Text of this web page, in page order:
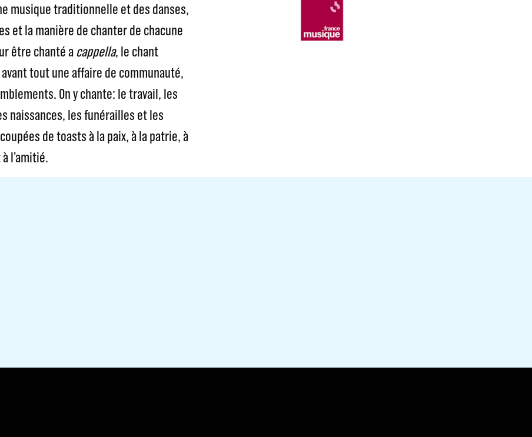
musique traditionnelle et des danses,
et la manière de chanter de chacune
être chanté acappella, le chant
tout une affaire de communauté,
On y chante: le travail, les
naissances, les funérailles et les
de toasts à la paix, à la patrie, à
l’amitié.